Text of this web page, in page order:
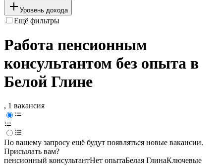
Уровень дохода
Ещё фильтры
Работа пенсионным
консультантом без опыта в
Белой Глине
, 1 вакансия
По вашему запросу ещё будут появляться новые вакансии.
Присылать вам?
пенсионный консультантНет опытаБелая ГлинаКлючевые